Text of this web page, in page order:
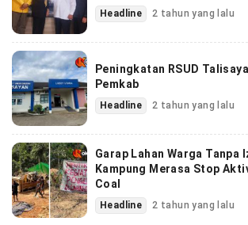
Headline 2 tahun yang lalu
Peningkatan RSUD
Pemkab
Headline 2 tahun yang lalu
Garap Lahan Warga Tanpa
Kampung Merasa Stop
Coal
Headline 2 tahun yang lalu